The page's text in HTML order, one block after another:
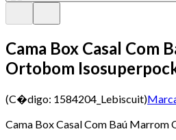
Cama Box Casal Com
Ortobom
(C�digo: 1584204_Lebiscuit)
Cama Box Casal Com Baú